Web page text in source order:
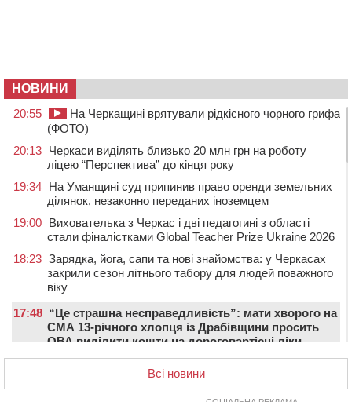
НОВИНИ
20:55
На Черкащині врятували рідкісного чорного грифа
(ФОТО)
20:13 Черкаси виділять близько 20 млн грн на роботу
ліцею “Перспектива” до кінця року
19:34 На Уманщині суд припинив право оренди земельних
ділянок, незаконно переданих іноземцем
19:00 Вихователька з Черкас і дві педагогині з області
стали фіналістками Global Teacher Prize Ukraine 2026
18:23 Зарядка, йога, сапи та нові знайомства: у Черкасах
закрили сезон літнього табору для людей поважного
віку
17:48 “Це страшна несправедливість”: мати хворого на
СМА 13-річного хлопця із Драбівщини просить
ОВА виділити кошти на дороговартісні ліки
На Уманщині судитимуть колишню очільницю відділу
освіти через закупівлю електрики за завищеною
Всі новини